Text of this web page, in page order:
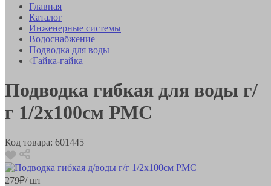
Главная
Каталог
Инженерные системы
Водоснабжение
Подводка для воды
Гайка-гайка
Подводка гибкая для воды г/
г 1/2х100см РМС
Код товара: 601445
279₽/ шт